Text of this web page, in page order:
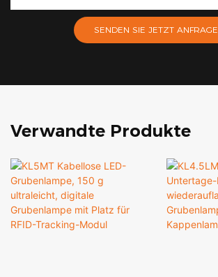
SENDEN SIE JETZT ANFRAGE
Verwandte Produkte